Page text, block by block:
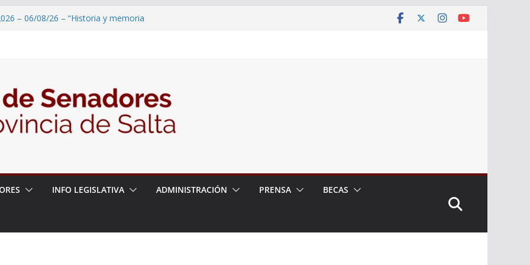
– 06/08/26 – “Historia y memoria
– 06/08/26 – Presentación del libro
del Dr. Víctor Alfredo Frías
– 06/08/26 – 82° Edición de la Expo
INFO LEGISLATIVA ADMINISTRACIÓN PRENSA BECAS